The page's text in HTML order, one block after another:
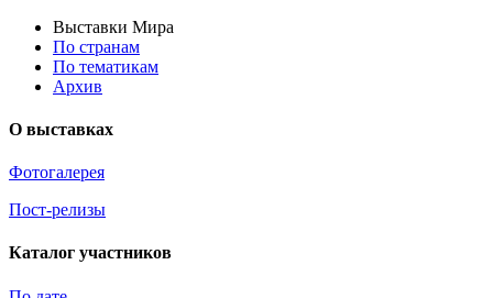
Выставки Мира
По странам
По тематикам
Архив
О выставках
Фотогалерея
Пост-релизы
Каталог участников